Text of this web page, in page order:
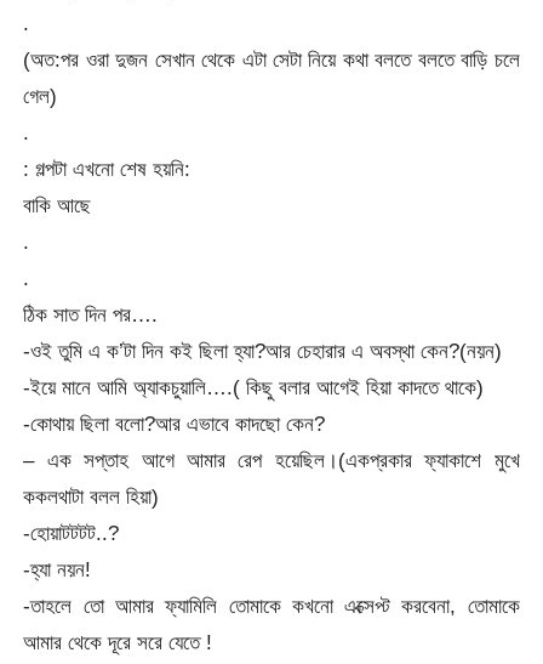
.
(অত:পর ওরা দুজন সেখান থেকে এটা সেটা নিয়ে কথা বলতে বলতে বাড়ি চলে
গেল)
.
: গল্পটা এখনো শেষ হয়নি:
বাকি আছে
.
.
ঠিক সাত দিন পর….
-ওই তুমি এ ক’টা দিন কই ছিলা হ্যা?আর চেহারার এ অবস্থা কেন?(নয়ন)
-ইয়ে মানে আমি অ্যাকচুয়ালি….( কিছু বলার আগেই হিয়া কাদতে থাকে)
-কোথায় ছিলা বলো?আর এভাবে কাদছো কেন?
– এক সপ্তাহ আগে আমার রেপ হয়েছিল।(একপ্রকার ফ্যাকাশে মুখে
ককলথাটা বলল হিয়া)
-হোয়াটটটট..?
-হ্যা নয়ন!
-তাহলে তো আমার ফ্যামিলি তোমাকে কখনো এক্সেপ্ট করবেনা, তোমাকে
আমার থেকে দূরে সরে যেতে !